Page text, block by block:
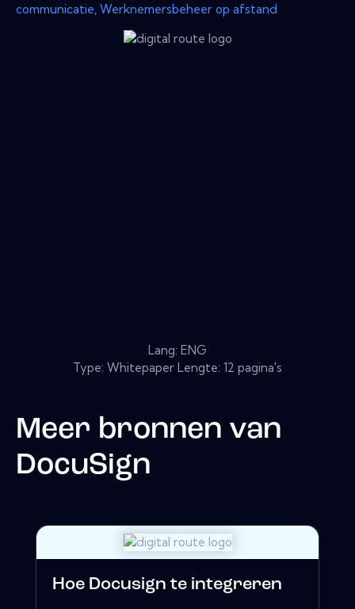
communicatie Werknemersbeheer op afstand
Lang: ENG
Type: Whitepaper Lengte: 12 pagina's
Meer bronnen van
DocuSign
Hoe Docusign te integreren